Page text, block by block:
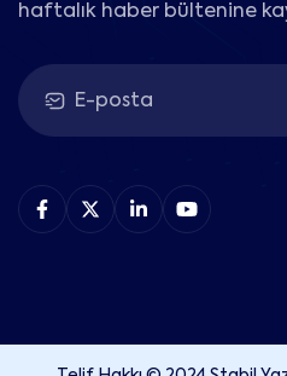
haftalık haber bültenine